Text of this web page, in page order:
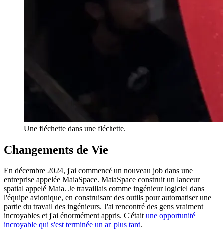
Une fléchette dans une fléchette.
Changements de Vie
En décembre 2024, j'ai commencé un nouveau job dans une
entreprise appelée MaiaSpace. MaiaSpace construit un lanceur
spatial appelé Maia. Je travaillais comme ingénieur logiciel dans
l'équipe avionique, en construisant des outils pour automatiser une
partie du travail des ingénieurs. J'ai rencontré des gens vraiment
incroyables et j'ai énormément appris. C'était une opportunité
incroyable qui s'est terminée un an plus tard.